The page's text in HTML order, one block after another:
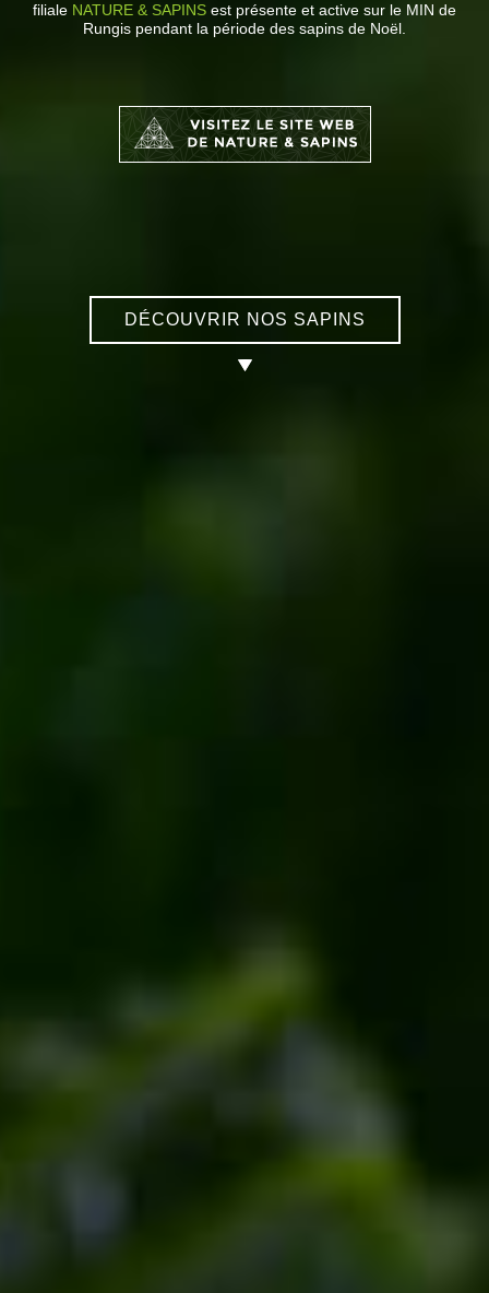
filiale NATURE & SAPINS est présente et active sur le MIN de
Rungis pendant la période des sapins de Noël.
DÉCOUVRIR NOS SAPINS